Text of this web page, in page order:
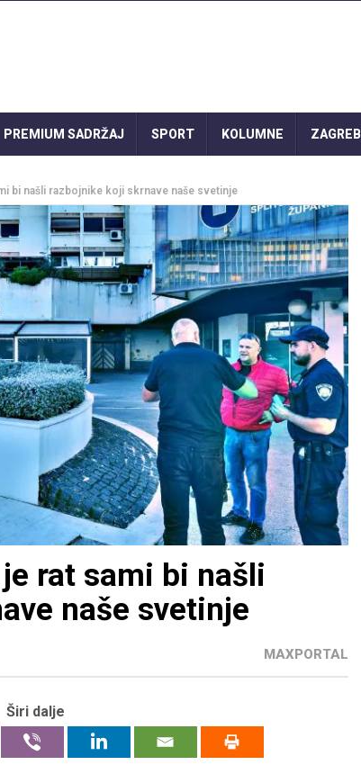
PREMIUM SADRŽAJ SPORT KOLUMNE ZAGREB
bi našli razbojnike koji skrnave naše svetinje
rat sami bi našli
naše svetinje
MAXPORTAL
Širi dalje